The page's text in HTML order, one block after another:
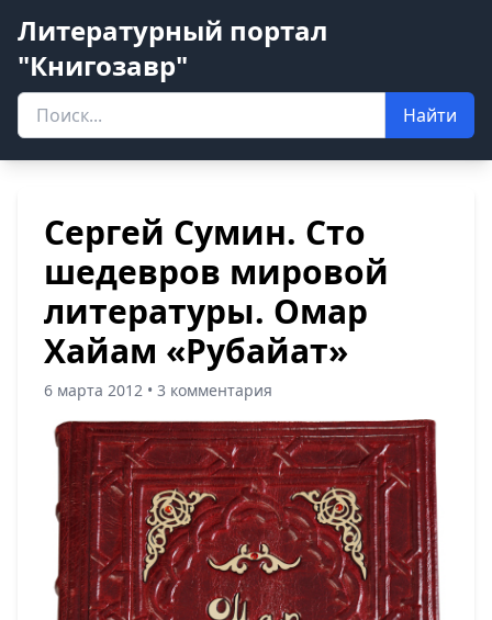
Литературный портал
"Книгозавр"
Найти
Сергей Сумин. Сто
шедевров мировой
литературы. Омар
Хайам «Рубайат»
6 марта 2012 • 3 комментария